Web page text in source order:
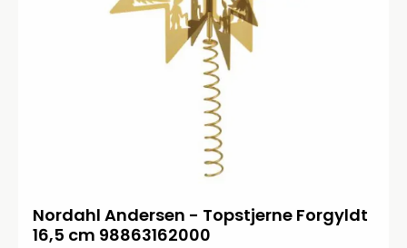
Nordahl Andersen - Topstjerne Forgyldt
16,5 cm 98863162000